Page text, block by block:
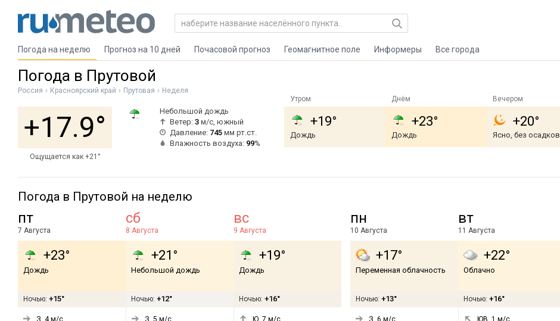
Погода на неделю Прогноз на 10 дней Почасовой прогноз Геомагнитное поле Информеры Все города
Погода в Прутовой
Россия Красноярский край Прутовая Неделя
+17.9°
Ощущается как +21°
Небольшой дождь
Ветер: 3 м/с, южный
Давление: 745 мм рт.ст.
Влажность воздуха: 99%
Утром
+19°
Дождь
Днём
+23°
Дождь
Вечером
+20°
Ясно, без осадков
Погода в Прутовой на неделю
пт
7 Августа
+23°
Дождь
Ночью: +15°
З, 4м/с
сб
8 Августа
+21°
Небольшой дождь
Ночью: +12°
З, 5 м/с
вс
9 Августа
+19°
Дождь
Ночью: +16°
Ю, 7 м/с
пн
10 Августа
+17°
Переменная облачность
Ночью: +13°
З, 6 м/с
вт
11 Августа
+22°
Облачно
Ночью: +16°
ЮВ, 1 м/с